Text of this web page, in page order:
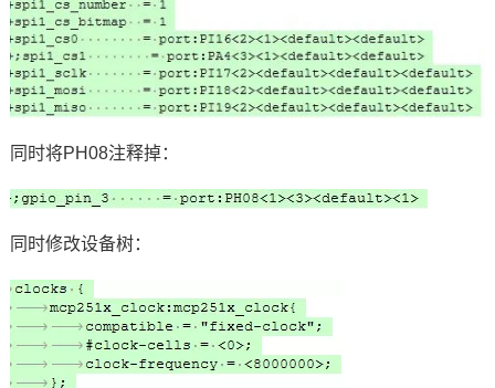
同时将PH08注释掉：
同时修改设备树：